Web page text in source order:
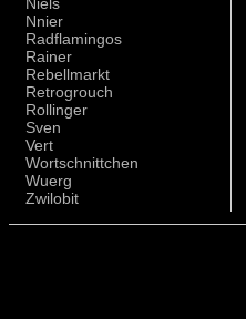
Nnier
Radflamingos
Rainer
Rebellmarkt
Retrogrouch
Rollinger
Sven
Vert
Wortschnittchen
Wuerg
Zwilobit